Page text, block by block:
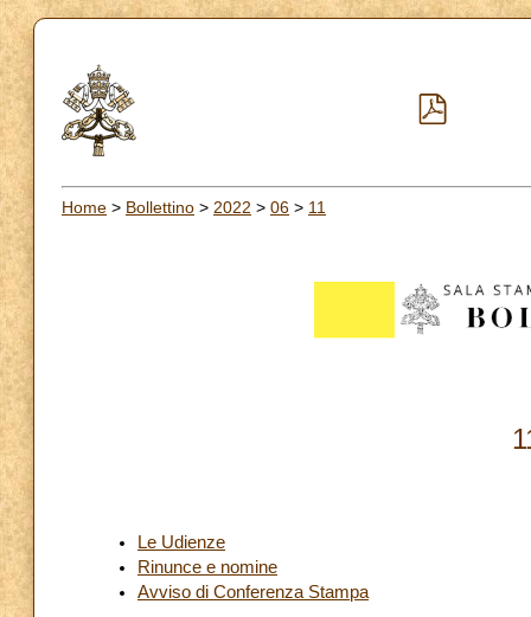
Home > Bollettino > 2022 > 06 > 11
Le Udienze
Rinunce e nomine
Avviso di Conferenza Stampa